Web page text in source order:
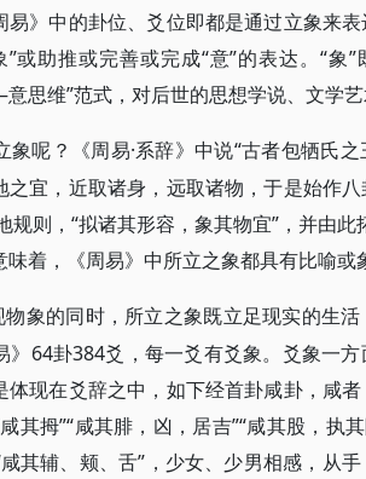
》中的卦位、爻位即都是通过立象来表
或助推或完善或完成“意”的表达。“象
思维”范式，对后世的思想学说、文学艺
象呢？《周易·系辞》中说“古者包牺氏
宜，近取诸身，远取诸物，于是始作
则，“拟诸其形容，象其物宜”，并由此
着，《周易》中所立之象都具有比喻或
象的同时，所立之象既立足现实的生
64卦384爻，每一爻有爻象。爻象一方
现在爻辞之中，如下经首卦咸卦，咸
拇”“咸其腓，凶，居吉”“咸其股，执其
其辅、颊、舌”，少女、少男相感，从手